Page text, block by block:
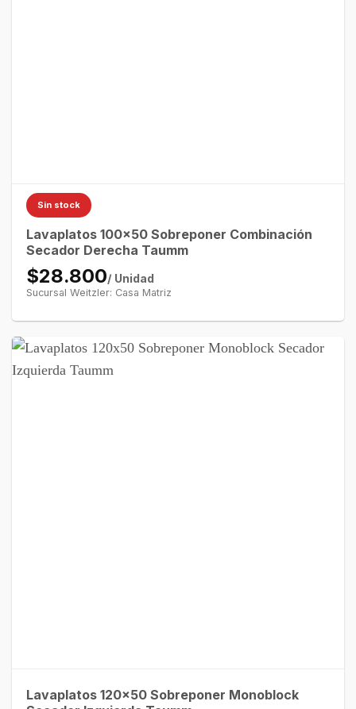
Sin stock
Lavaplatos 100×50 Sobreponer Combinación
Secador Derecha Taumm
$28.800/ Unidad
Sucursal Weitzler: Casa Matriz
Lavaplatos 120×50 Sobreponer Monoblock